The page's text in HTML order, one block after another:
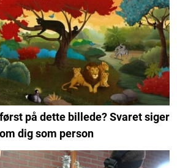
på dette billede? Svaret siger
dig som person